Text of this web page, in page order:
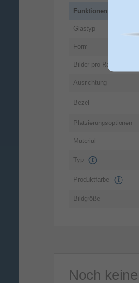
Funktionen
Glastyp
Form
Bilder pro Rahmen
Ausrichtung
Bezel
Platzierungsoptionen
Material
Typ
Produktfarbe
Bildgröße
Noch